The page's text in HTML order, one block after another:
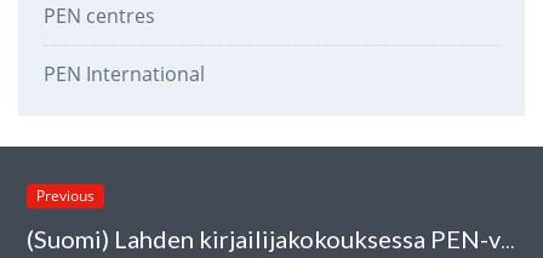
PEN centres
PEN International
Previous
(Suomi) Lahden kirjailijakokouksessa PEN-vieraita